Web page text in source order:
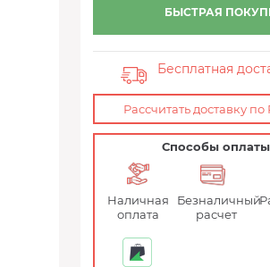
БЫСТРАЯ
Бесплатная
Рассчитать доставку по
Способы
Наличная
оплата
Безналичный
расчет